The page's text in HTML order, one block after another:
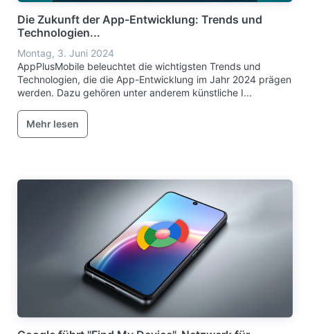
Die Zukunft der App-Entwicklung: Trends und
Technologien...
Montag, 3. Juni 2024
AppPlusMobile beleuchtet die wichtigsten Trends und
Technologien, die die App-Entwicklung im Jahr 2024 prägen
werden. Dazu gehören unter anderem künstliche I...
Mehr lesen